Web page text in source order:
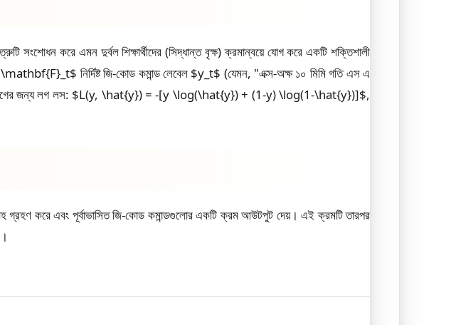
সংশোধন করে এমন দুর্বল শিক্ষার্থীদের (সিদ্ধান্ত বৃক্ষ) ক্রমান্বয়ে যোগ করে একটি শক্তিশালী
$\mathbf{F}_t$ নির্দিষ্ট জি-কোড কমান্ড লেবেল $y_t$ (যেমন, "এক্স-অক্ষ ১০ মিমি গতি এস এ
জন্য লগ লস: $L(y, \hat{y}) = -[y \log(\hat{y}) + (1-y) \log(1-\hat{y})]$,
গ্রহণ করে এবং পূর্বাভাসিত জি-কোড কমান্ডগুলোর একটি ক্রম আউটপুট দেয়। এই ক্রমটি তারপর